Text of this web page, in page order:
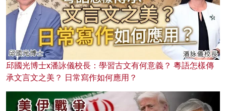
邱國光博士x潘詠儀校長：學習古文有何意義？ 粵語怎樣傳
承文言文之美？ 日常寫作如何應用？